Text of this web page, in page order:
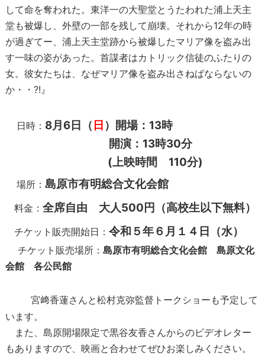
して命を奪われた。東洋一の大聖堂とうたわれた浦上天主
堂も被爆し、外壁の一部を残して崩壊。それから12年の時
が過ぎてー、浦上天主堂跡から被爆したマリア像を盗み出
す一味の姿があった。首謀者はカトリック信徒のふたりの
女。彼女たちは、なぜマリア像を盗み出さねばならないの
か・・?!』
日時： 8月6日（ 日 ）開場：13時
開演：13時30分
(上映時間 110分)
場所： 島原市有明総合文化会館
料金： 全席自由 大人500円（高校生以下無料）
チケット販売開始日： 令和５年６月１４日（水）
チケット販売場所： 島原市有明総合文化会館 島原文化
会館 各公民館
宮﨑香蓮さんと松村克弥監督トーク ショーも予定して
います。
また、島原開場限定で黒谷友香さんからのビデオレター
もありますので、映画と合わせてぜひお楽しみく ださい。